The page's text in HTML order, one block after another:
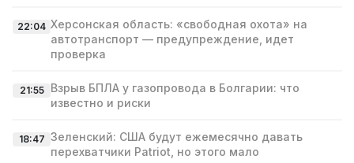
22:04 Херсонская область: «свободная охота» на
автотранспорт — предупреждение, идет
проверка
21:55
Взрыв БПЛА у газопровода в Болгарии: что
известно и риски
18:47 Зеленский: США будут ежемесячно давать
перехватчики Patriot, но этого мало